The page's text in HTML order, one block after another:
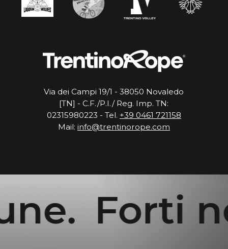
Via dei Campi 19/1 - 38050 Novaledo
[TN] - C.F./P.I./ Reg. Imp. TN:
02315980223 - Tel. +39 0461 721158
Mail: info@trentinorope.com
Forti